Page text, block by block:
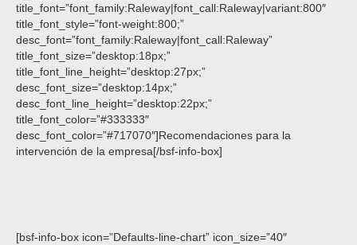
title_font=”font_family:Raleway|font_call:Raleway|variant:800″
title_font_style=”font-weight:800;”
desc_font=”font_family:Raleway|font_call:Raleway”
title_font_size=”desktop:18px;”
title_font_line_height=”desktop:27px;”
desc_font_size=”desktop:14px;”
desc_font_line_height=”desktop:22px;”
title_font_color=”#333333″
desc_font_color=”#717070″]Recomendaciones para la
intervención de la empresa[/bsf-info-box]
[bsf-info-box icon=”Defaults-line-chart” icon_size=”40″